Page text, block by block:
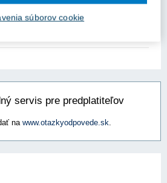
regionálneho rozvoja a informatizácie
servis pre predplatiteľov
na www.otazkyodpovede.sk.
súborov cookie